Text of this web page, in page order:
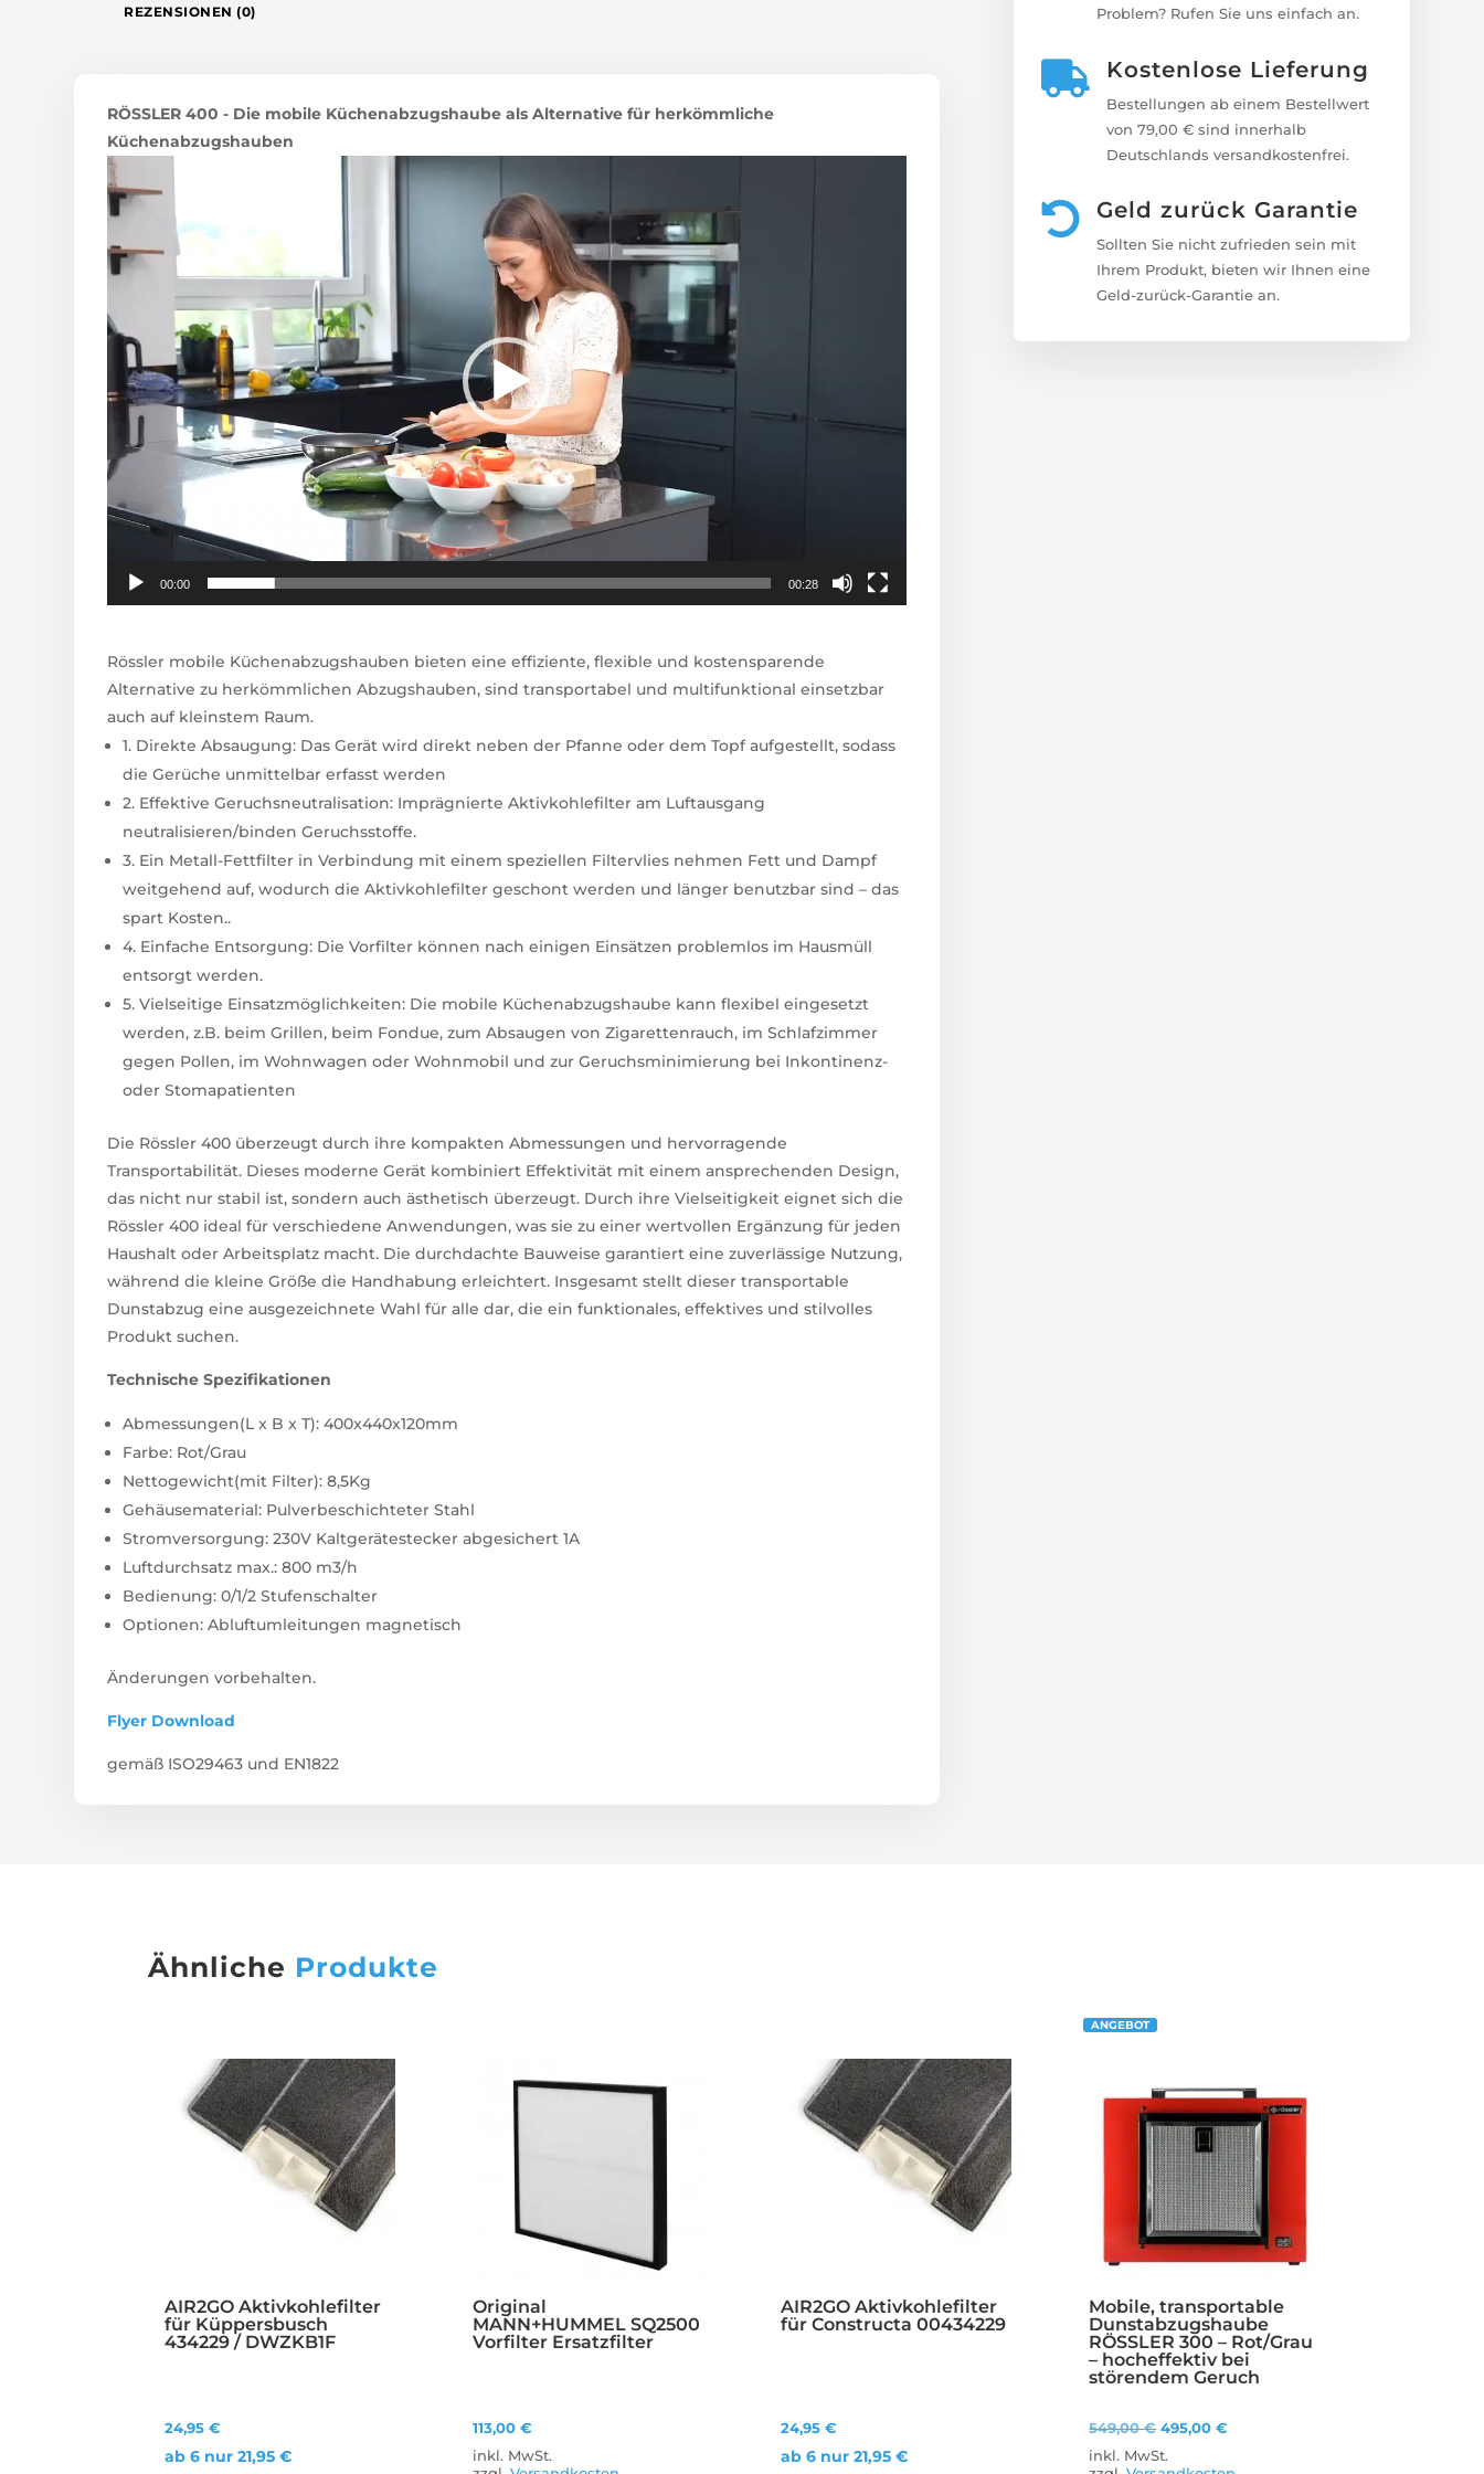
REZENSIONEN (0)
RÖSSLER 400 - Die mobile Küchenabzugshaube als Alternative für herkömmliche
Küchenabzugshauben
Video-
Player
00:00 00:28
Rössler mobile Küchenabzugshauben bieten eine effiziente, flexible und kostensparende
Alternative zu herkömmlichen Abzugshauben, sind transportabel und multifunktional einsetzbar
auch auf kleinstem Raum.
1. Direkte Absaugung: Das Gerät wird direkt neben der Pfanne oder dem Topf aufgestellt, sodass
die Gerüche unmittelbar erfasst werden
2. Effektive Geruchsneutralisation: Imprägnierte Aktivkohlefilter am Luftausgang
neutralisieren/binden Geruchsstoffe.
3. Ein Metall-Fettfilter in Verbindung mit einem speziellen Filtervlies nehmen Fett und Dampf
weitgehend auf, wodurch die Aktivkohlefilter geschont werden und länger benutzbar sind – das
spart Kosten..
4. Einfache Entsorgung: Die Vorfilter können nach einigen Einsätzen problemlos im Hausmüll
entsorgt werden.
5. Vielseitige Einsatzmöglichkeiten: Die mobile Küchenabzugshaube kann flexibel eingesetzt
werden, z.B. beim Grillen, beim Fondue, zum Absaugen von Zigarettenrauch, im Schlafzimmer
gegen Pollen, im Wohnwagen oder Wohnmobil und zur Geruchsminimierung bei Inkontinenz-
oder Stomapatienten
Die Rössler 400 überzeugt durch ihre kompakten Abmessungen und hervorragende
Transportabilität. Dieses moderne Gerät kombiniert Effektivität mit einem ansprechenden Design,
das nicht nur stabil ist, sondern auch ästhetisch überzeugt. Durch ihre Vielseitigkeit eignet sich die
Rössler 400 ideal für verschiedene Anwendungen, was sie zu einer wertvollen Ergänzung für jeden
Haushalt oder Arbeitsplatz macht. Die durchdachte Bauweise garantiert eine zuverlässige Nutzung,
während die kleine Größe die Handhabung erleichtert. Insgesamt stellt dieser transportable
Dunstabzug eine ausgezeichnete Wahl für alle dar, die ein funktionales, effektives und stilvolles
Produkt suchen.
Technische Spezifikationen
Abmessungen(L x B x T): 400x440x120mm
Farbe: Rot/Grau
Nettogewicht(mit Filter): 8,5Kg
Gehäusematerial: Pulverbeschichteter Stahl
Stromversorgung: 230V Kaltgerätestecker abgesichert 1A
Luftdurchsatz max.: 800 m3/h
Bedienung: 0/1/2 Stufenschalter
Optionen: Abluftumleitungen magnetisch
Änderungen vorbehalten.
Flyer Download
gemäß ISO29463 und EN1822
Problem? Rufen Sie uns einfach an.
 Kostenlose Lieferung
Bestellungen ab einem Bestellwert
von 79,00 € sind innerhalb
Deutschlands versandkostenfrei.
 Geld zurück Garantie
Sollten Sie nicht zufrieden sein mit
Ihrem Produkt, bieten wir Ihnen eine
Geld-zurück-Garantie an.
Ähnliche Produkte
AIR2GO Aktivkohlefilter
für Küppersbusch
434229 / DWZKB1F
24,95€
ab 6 nur21,95€
Original
MANN+HUMMEL SQ2500
Vorfilter Ersatzfilter
113,00€
inkl. MwSt.
AIR2GO Aktivkohlefilter
für Constructa 00434229
24,95€
ab 6 nur21,95€
ANGEBOT
Mobile, transportable
Dunstabzugshaube
RÖSSLER 300 – Rot/Grau
– hocheffektiv bei
störendem Geruch
549,00€ Ursprünglicher
Preis
495,00€
inkl. MwSt.